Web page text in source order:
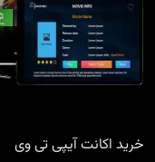
خرید اکانت آیپی تی وی